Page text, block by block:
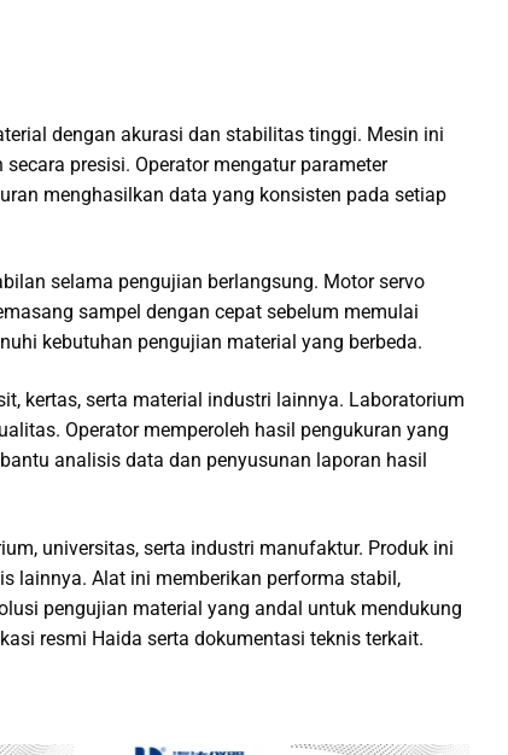
dengan akurasi dan stabilitas tinggi. Mesin ini
presisi. Operator mengatur parameter
menghasilkan data yang konsisten pada setiap
selama pengujian berlangsung. Motor servo
sampel dengan cepat sebelum memulai
kebutuhan pengujian material yang berbeda.
kertas, serta material industri lainnya. Laboratorium
Operator memperoleh hasil pengukuran yang
analisis data dan penyusunan laporan hasil
universitas, serta industri manufaktur. Produk ini
lainnya. Alat ini memberikan performa stabil,
pengujian material yang andal untuk mendukung
resmi Haida serta dokumentasi teknis terkait.